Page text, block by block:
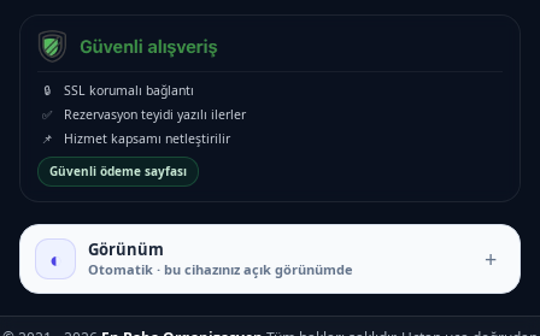
🔒
SSL korumalı bağlantı
✅
Rezervasyon teyidi yazılı ilerler
📌
Hizmet kapsamı netleştirilir
Güvenli ödeme sayfası
◐ Görünüm
Otomatik · bu cihazınız açık görünümde +